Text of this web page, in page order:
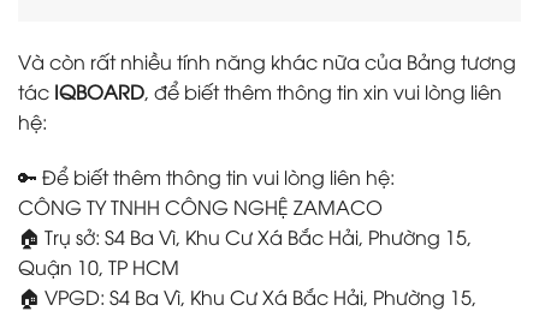
Và còn rất nhiều tính năng khác nữa của Bảng tương
tác IQBOARD, để biết thêm thông tin xin vui lòng liên
hệ:
🔑 Để biết thêm thông tin vui lòng liên hệ:
CÔNG TY TNHH CÔNG NGHỆ ZAMACO
🏠 Trụ sở: S4 Ba Vì, Khu Cư Xá Bắc Hải, Phường 15,
Quận 10, TP HCM
🏠 VPGD: S4 Ba Vì, Khu Cư Xá Bắc Hải, Phường 15,